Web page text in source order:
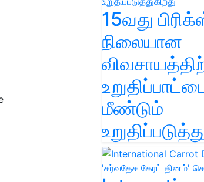
15வது
நிலையான
மீண்டும்